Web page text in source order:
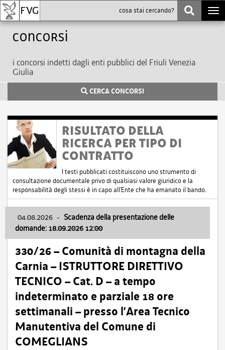
Concorsi
i concorsi indetti dagli enti pubblici del Friuli Venezia
Giulia
CERCA CONCORSI
RISULTATO DELLA
RICERCA PER TIPO DI
CONTRATTO
I testi pubblicati costituiscono uno strumento di
consultazione documentale privo di qualsiasi valore giuridico e la
responsabilità degli stessi è in capo all'Ente che ha emanato il bando.
04.08.2026 - Scadenza della presentazione delle
domande: 18.09.2026 12:00
330/26 – Comunità di montagna della
Carnia – ISTRUTTORE DIRETTIVO
TECNICO – Cat. D – a tempo
indeterminato e parziale 18 ore
settimanali – presso l’Area Tecnico
Manutentiva del Comune di
COMEGLIANS